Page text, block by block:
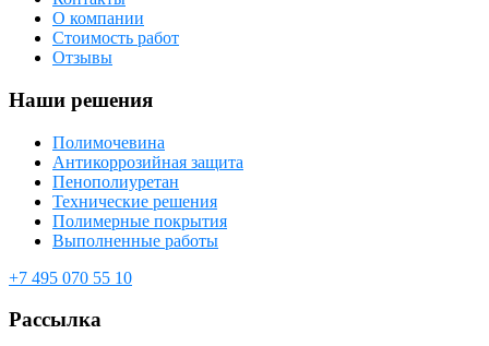
О компании
Стоимость работ
Отзывы
Наши решения
Полимочевина
Антикоррозийная защита
Пенополиуретан
Технические решения
Полимерные покрытия
Выполненные работы
+7 495 070 55 10
Рассылка